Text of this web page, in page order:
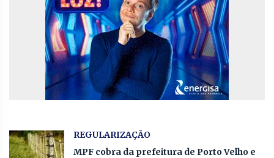
REGULARIZAÇÃO
MPF cobra da prefeitura de Porto Velho e